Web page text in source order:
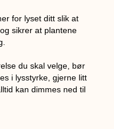
for lyset ditt slik at
sikrer at plantene
du skal velge, bør
i lysstyrke, gjerne litt
kan dimmes ned til